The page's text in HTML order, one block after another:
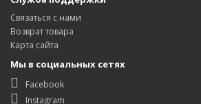
Связаться с нами
Возврат товара
Карта сайта
Мы в социальных сетях
Facebook
Instagram